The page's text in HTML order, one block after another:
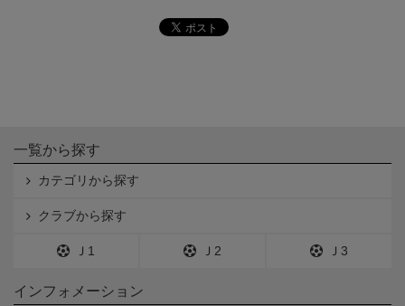
一覧から探す
カテゴリから探す
クラブから探す
Ｊ1 Ｊ2 Ｊ3
インフォメーション